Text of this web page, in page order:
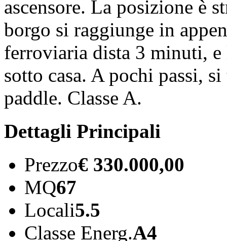
ascensore. La posizione è
borgo si raggiunge in
ferroviaria dista 3 minuti, e
sotto casa. A pochi passi,
paddle. Classe A.
Dettagli Principali
Prezzo€ 330.000,00
MQ67
Locali5.5
Classe Energ.A4